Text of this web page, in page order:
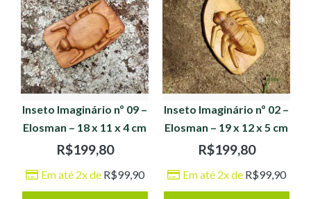
Inseto Imaginário nº 09 –
Elosman – 18 x 11 x 4 cm
R$199,80
Em até 2x de R$99,90
Inseto Imaginário nº 02 –
Elosman – 19 x 12 x 5 cm
R$199,80
Em até 2x de R$99,90